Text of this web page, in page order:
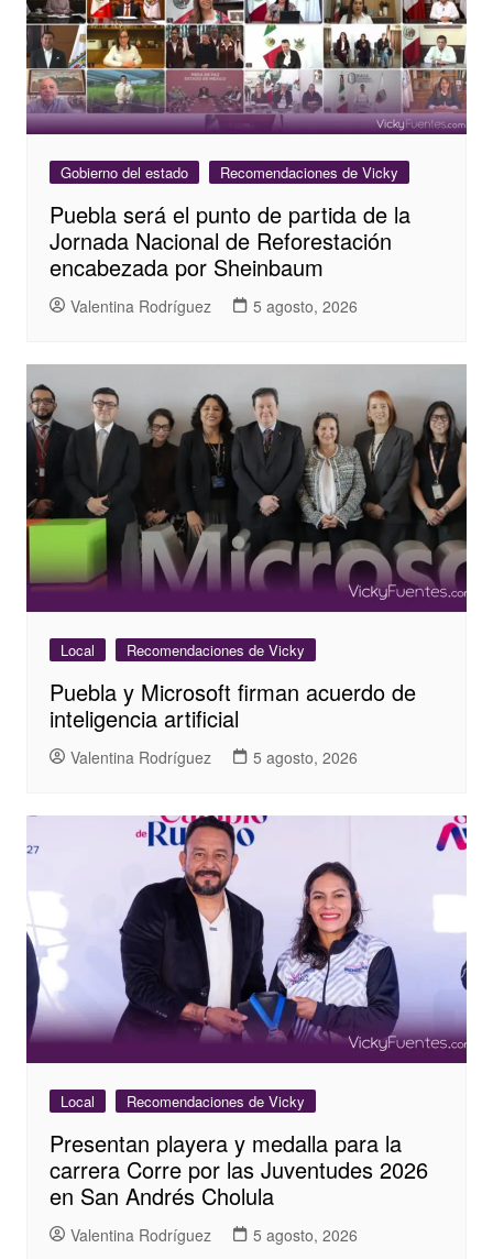
Gobierno del estado Recomendaciones de Vicky
Puebla será el punto de partida de la
Jornada Nacional de Reforestación
encabezada por Sheinbaum
Valentina Rodríguez 5 agosto, 2026
Local Recomendaciones de Vicky
Puebla y Microsoft firman acuerdo de
inteligencia artificial
Valentina Rodríguez 5 agosto, 2026
Local Recomendaciones de Vicky
Presentan playera y medalla para la
carrera Corre por las Juventudes 2026
en San Andrés Cholula
Valentina Rodríguez 5 agosto, 2026